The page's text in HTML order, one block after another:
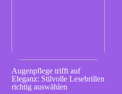
Augenpflege trifft auf
Eleganz: Stilvolle Lesebrillen
richtig auswählen